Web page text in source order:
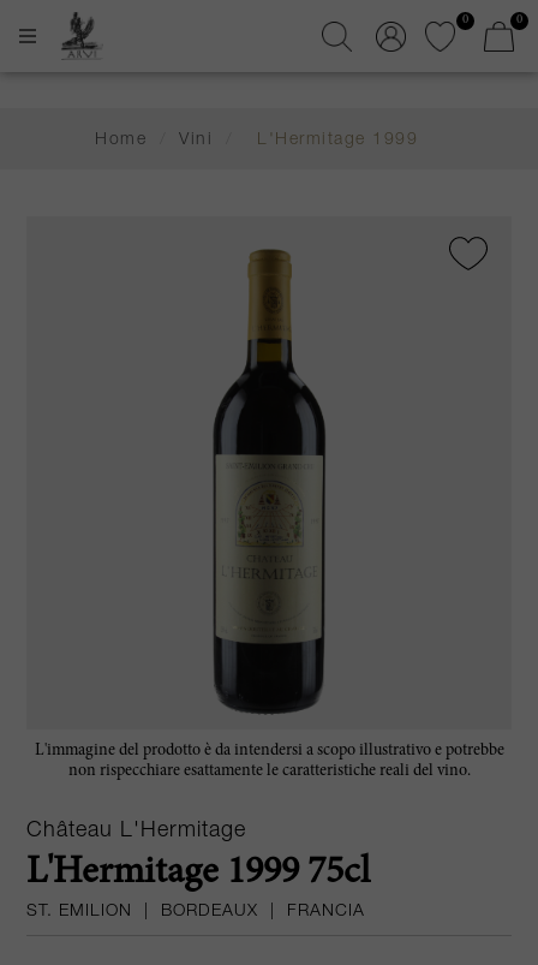
0 0
Home Vini L'Hermitage 1999
L'immagine del prodotto è da intendersi a scopo illustrativo e potrebbe
non rispecchiare esattamente le caratteristiche reali del vino.
Château L'Hermitage
L'Hermitage 1999 75cl
ST. EMILION BORDEAUX FRANCIA